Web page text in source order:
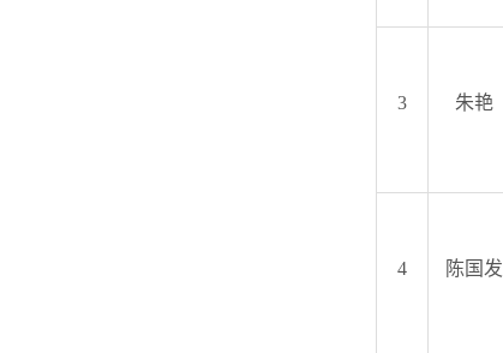
3 朱艳
4 陈国发